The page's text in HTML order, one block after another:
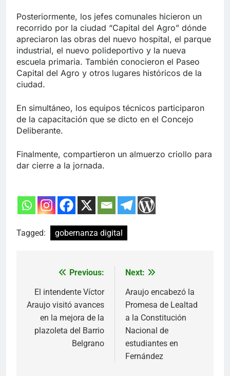
Posteriormente, los jefes comunales hicieron un
recorrido por la ciudad “Capital del Agro” dónde
apreciaron las obras del nuevo hospital, el parque
industrial, el nuevo polideportivo y la nueva
escuela primaria. También conocieron el Paseo
Capital del Agro y otros lugares históricos de la
ciudad.
En simultáneo, los equipos técnicos participaron
de la capacitación que se dicto en el Concejo
Deliberante.
Finalmente, compartieron un almuerzo criollo para
dar cierre a la jornada.
Tagged: gobernanza digital
Navegación
de
entradas
Previous:
El intendente Víctor
Araujo visitó avances
en la mejora de la
plazoleta del Barrio
Belgrano
Next:
Araujo encabezó la
Promesa de Lealtad
a la Constitución
Nacional de
estudiantes en
Fernández